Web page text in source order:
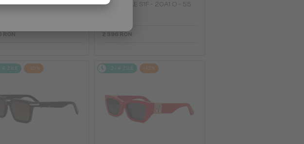
S12F - 10A0 V
RON
DIORESILLE S1F - 20A1 O - 55
2 396 RON
ZILE -10% 2-4 ZILE -12%